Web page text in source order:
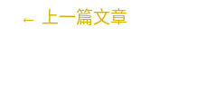
← 上一篇文章